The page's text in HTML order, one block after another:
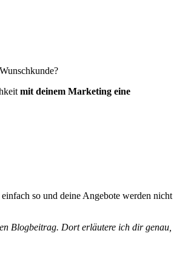
mit deinem Marketing eine
so und deine Angebote werden nicht
Blogbeitrag. Dort erläutere ich dir genau,